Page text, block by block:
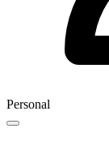
Personal